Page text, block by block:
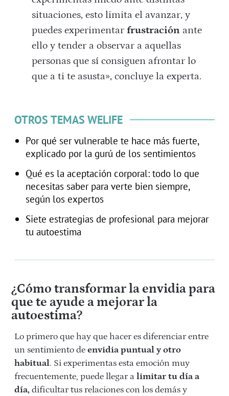
situaciones, esto limita el avanzar, y
puedes experimentar frustración ante
ello y tender a observar a aquellas
personas que sí consiguen afrontar lo
que a ti te asusta», concluye la experta.
OTROS TEMAS WELIFE
Por qué ser vulnerable te hace más fuerte,
explicado por la gurú de los sentimientos
Qué es la aceptación corporal: todo lo que
necesitas saber para verte bien siempre,
según los expertos
Siete estrategias de profesional para mejorar
tu autoestima
¿Cómo transformar la envidia para
que te ayude a mejorar la
autoestima?
Lo primero que hay que hacer es diferenciar entre
un sentimiento de envidia puntual y otro
habitual. Si experimentas esta emoción muy
frecuentemente, puede llegar a limitar tu día a
día, dificultar tus relaciones con los demás y